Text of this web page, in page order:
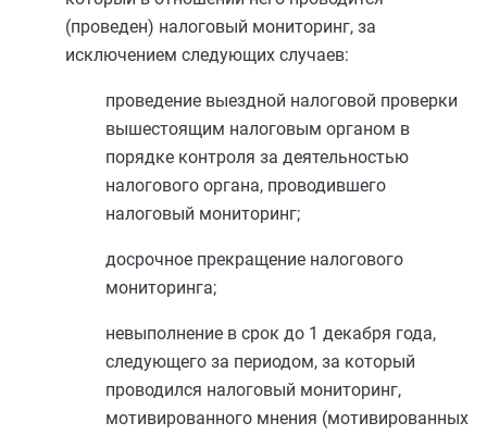
(проведен) налоговый мониторинг, за
исключением следующих случаев:
проведение выездной налоговой проверки
вышестоящим налоговым органом в
порядке контроля за деятельностью
налогового органа, проводившего
налоговый мониторинг;
досрочное прекращение налогового
мониторинга;
невыполнение в срок до 1 декабря года,
следующего за периодом, за который
проводился налоговый мониторинг,
мотивированного мнения (мотивированных